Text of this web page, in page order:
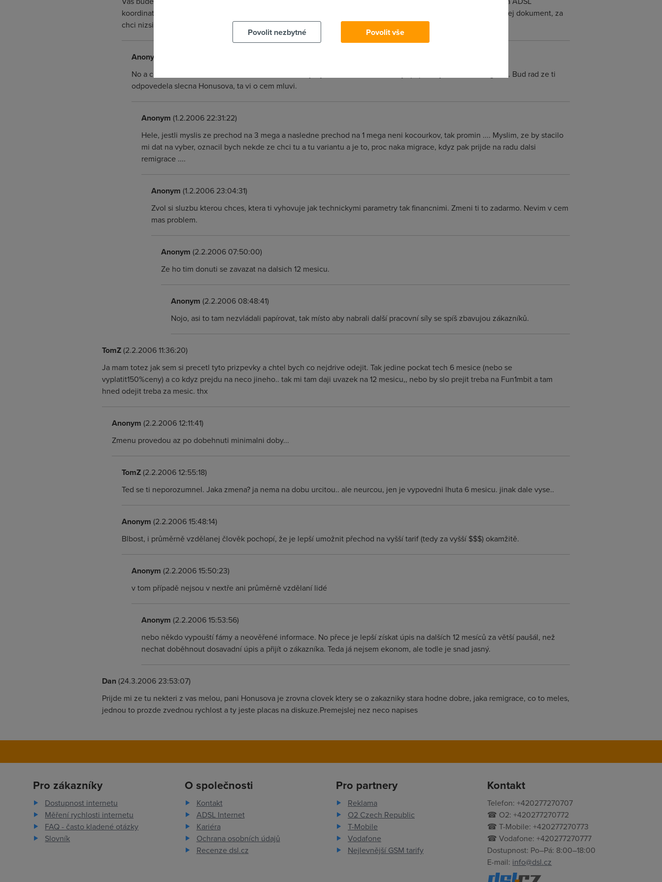
koordinator Takze asi tak, logika jak svina, hodej me na tudle nesmyslnou rychlost, a ja pak budu zase posilat nakej dokument, za
chci nizsi rychlost, pokolikate uz ...... ach jo ....
Anonym
No a co chce? Sluzbu ti zmeni zadaco. Zmena sluzby = jina smlouva a smlouva je papir, to je snad dost logicke. Bud rad ze ti
odpovedela slecna Honusova, ta vi o cem mluvi.
Anonym (1.2.2006 22:31:22)
Hele, jestli myslis ze prechod na 3 mega a nasledne prechod na 1 mega neni kocourkov, tak promin .... Myslim, ze by stacilo
mi dat na vyber, oznacil bych nekde ze chci tu a tu variantu a je to, proc naka migrace, kdyz pak prijde na radu dalsi
remigrace ....
Anonym (1.2.2006 23:04:31)
Zvol si sluzbu kterou chces, ktera ti vyhovuje jak technickymi parametry tak financnimi. Zmeni ti to zadarmo. Nevim v cem
mas problem.
Anonym (2.2.2006 07:50:00)
Ze ho tim donuti se zavazat na dalsich 12 mesicu.
Anonym (2.2.2006 08:48:41)
Nojo, asi to tam nezvládali papírovat, tak místo aby nabrali další pracovní síly se spíš zbavujou zákazníků.
TomZ(2.2.2006 11:36:20)
Ja mam totez jak sem si precetl tyto prizpevky a chtel bych co nejdrive odejit. Tak jedine pockat tech 6 mesice (nebo se
vyplatit150%ceny) a co kdyz prejdu na neco jineho.. tak mi tam daji uvazek na 12 mesicu,, nebo by slo prejit treba na Fun1mbit a tam
hned odejit treba za mesic. thx
Anonym (2.2.2006 12:11:41)
Zmenu provedou az po dobehnuti minimalni doby...
TomZ(2.2.2006 12:55:18)
Ted se ti neporozumnel. Jaka zmena? ja nema na dobu urcitou.. ale neurcou, jen je vypovedni lhuta 6 mesicu. jinak dale vyse..
Anonym (2.2.2006 15:48:14)
Blbost, i průměrně vzdělanej člověk pochopí, že je lepší umožnit přechod na vyšší tarif (tedy za vyšší $$$) okamžitě.
Anonym (2.2.2006 15:50:23)
v tom případě nejsou v nextře ani průměrně vzdělaní lidé
Anonym (2.2.2006 15:53:56)
nebo někdo vypouští fámy a neověřené informace. No přece je lepší získat úpis na dalších 12 mesíců za větší paušál, než
nechat doběhnout dosavadní úpis a přijít o zákazníka. Teda já nejsem ekonom, ale todle je snad jasný.
Dan(24.3.2006 23:53:07)
Prijde mi ze tu nekteri z vas melou, pani Honusova je zrovna clovek ktery se o zakazniky stara hodne dobre, jaka remigrace, co to meles,
jednou to prozde zvednou rychlost a ty jeste placas na diskuze.Premejslej nez neco napises
Pro zákazníky
Dostupnost internetu
Měření rychlosti internetu
FAQ - často kladené otázky
Slovník
O společnosti
Kontakt
ADSL Internet
Kariéra
Ochrana osobních údajů
Recenze dsl.cz
Pro partnery
Reklama
O2 Czech Republic
T-Mobile
Vodafone
Nejlevnější GSM tarify
Kontakt
Telefon: +420277270707
☎ O2: +420277270772
☎ T-Mobile: +420277270773
☎ Vodafone: +420277270777
Dostupnost: Po–Pá: 8:00–18:00
E-mail: info@dsl.cz
Povolit nezbytné
Povolit vše